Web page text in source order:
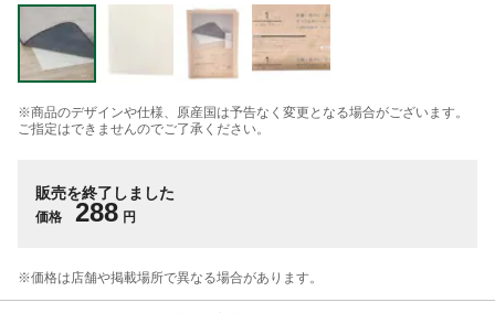
※商品のデザインや仕様、原産国は予告なく変更となる場合がございます。
ご指定はできませんのでご了承ください。
販売を終了しました
価格 288 円
※価格は​店舗や​掲載場所で​異なる​場合が​あります。